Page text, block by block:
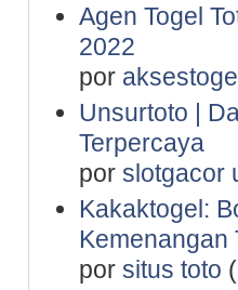
Agen Togel
2022
por
Unsurtoto |
Terpercaya
por slotgacor
Kakaktogel:
Kemenangan
por situs toto